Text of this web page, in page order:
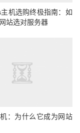
主机选购终极指南：如
站选对服务器
：为什么它成为网站